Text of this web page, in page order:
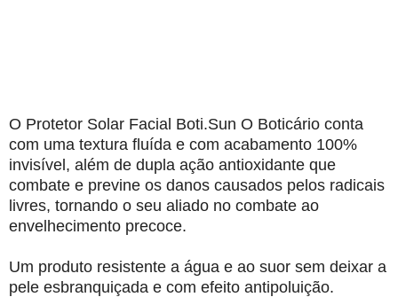
O Protetor Solar Facial Boti.Sun O Boticário conta
com uma textura fluída e com acabamento 100%
invisível, além de dupla ação antioxidante que
combate e previne os danos causados pelos radicais
livres, tornando o seu aliado no combate ao
envelhecimento precoce.
Um produto resistente a água e ao suor sem deixar a
pele esbranquiçada e com efeito antipoluição.